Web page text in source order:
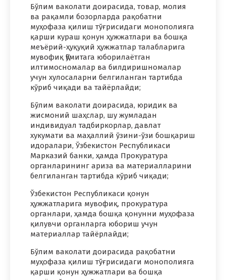
Бўлим ваколати доирасида, товар, молия
ва рақамли бозорларда рақобатни
муҳофаза қилиш тўғрисидаги монополияга
қарши кураш қонун ҳужжатлари ва бошқа
меъёрий-ҳуқуқий ҳужжатлар талабларига
мувофиқ Қўмитага юборилаётган
илтимосномалар ва билдиришномалар
учун хулосаларни белгиланган тартибда
кўриб чиқади ва тайёрлайди;
Бўлим ваколати доирасида, юридик ва
жисмоний шаҳслар, шу жумладан
индивидуал тадбиркорлар, давлат
хукумати ва маҳаллий ўзини-ўзи бошқариш
идоралари, Ўзбекистон Республикаси
Марказий банки, ҳамда Прокуратура
органларининг ариза ва материалларини
белгиланган тартибда кўриб чиқади;
Ўзбекистон Республикаси қонун
ҳужжатларига мувофиқ, прокуратура
органлари, ҳамда бошқа қонунни муҳофаза
қилувчи органларга юбориш учун
материаллар тайёрлайди;
Бўлим ваколати доирасида рақобатни
муҳофаза қилиш тўғрисидаги монополияга
қарши қонун ҳужжатлари ва бошқа